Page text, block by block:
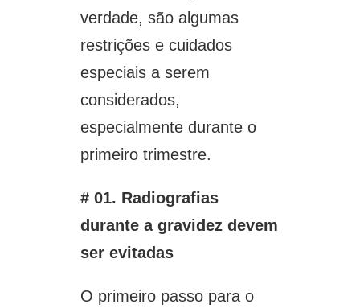
verdade, são algumas
restrições e cuidados
especiais a serem
considerados,
especialmente durante o
primeiro trimestre.
# 01. Radiografias
durante a gravidez devem
ser evitadas
O primeiro passo para o